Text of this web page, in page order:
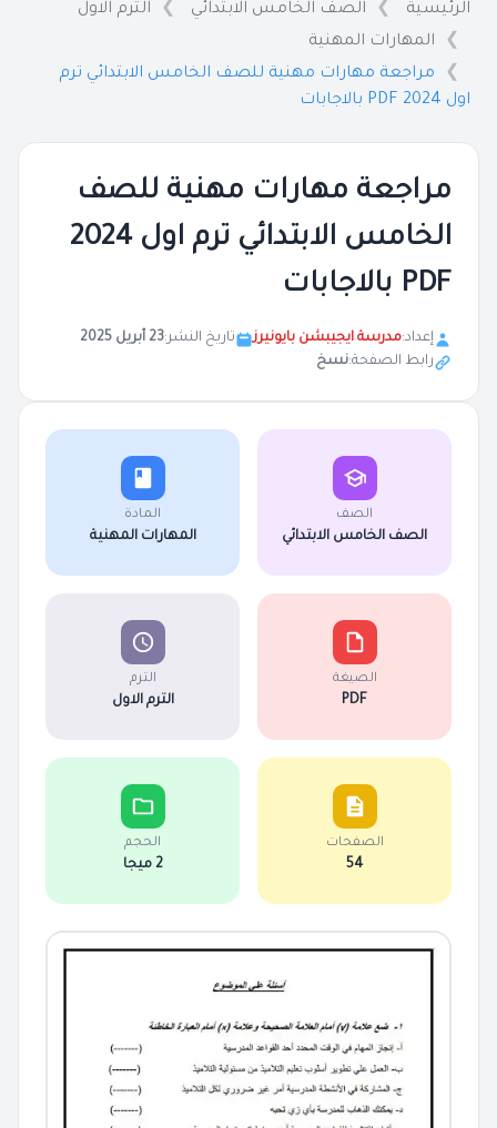
الرئيسية الصف الخامس الابتدائي
الترم الاول
المهارات المهنية
مراجعة مهارات مهنية للصف الخامس الابتدائي ترم
اول 2024 PDF بالاجابات
مراجعة مهارات مهنية للصف
الخامس الابتدائي ترم اول 2024
PDF بالاجابات
إعداد:مدرسة ايجيبشن بايونيرز تاريخ النشر:23 أبريل 2025
رابط الصفحة:نسخ
الصف
الصف الخامس الابتدائي
المادة
المهارات المهنية
الصيغة
PDF
الترم
الترم الاول
الصفحات
54
الحجم
2 ميجا